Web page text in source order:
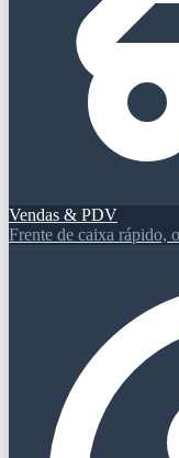
Vendas & PDV
Frente de caixa rápido,